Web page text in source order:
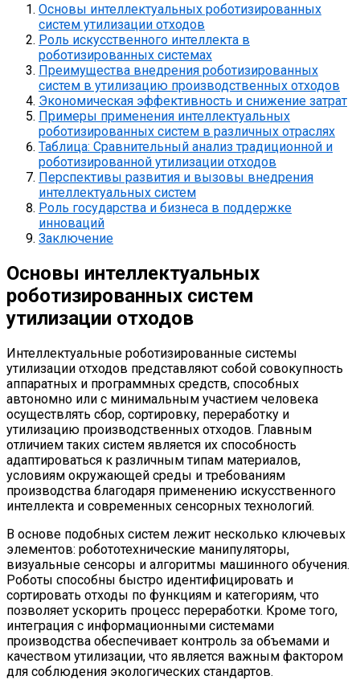
Основы интеллектуальных роботизированных
систем утилизации отходов
Роль искусственного интеллекта в
роботизированных системах
Преимущества внедрения роботизированных
систем в утилизацию производственных отходов
Экономическая эффективность и снижение затрат
Примеры применения интеллектуальных
роботизированных систем в различных отраслях
Таблица: Сравнительный анализ традиционной и
роботизированной утилизации отходов
Перспективы развития и вызовы внедрения
интеллектуальных систем
Роль государства и бизнеса в поддержке
инноваций
Заключение
Основы интеллектуальных
роботизированных систем
утилизации отходов
Интеллектуальные роботизированные системы
утилизации отходов представляют собой совокупность
аппаратных и программных средств, способных
автономно или с минимальным участием человека
осуществлять сбор, сортировку, переработку и
утилизацию производственных отходов. Главным
отличием таких систем является их способность
адаптироваться к различным типам материалов,
условиям окружающей среды и требованиям
производства благодаря применению искусственного
интеллекта и современных сенсорных технологий.
В основе подобных систем лежит несколько ключевых
элементов: робототехнические манипуляторы,
визуальные сенсоры и алгоритмы машинного обучения.
Роботы способны быстро идентифицировать и
сортировать отходы по функциям и категориям, что
позволяет ускорить процесс переработки. Кроме того,
интеграция с информационными системами
производства обеспечивает контроль за объемами и
качеством утилизации, что является важным фактором
для соблюдения экологических стандартов.